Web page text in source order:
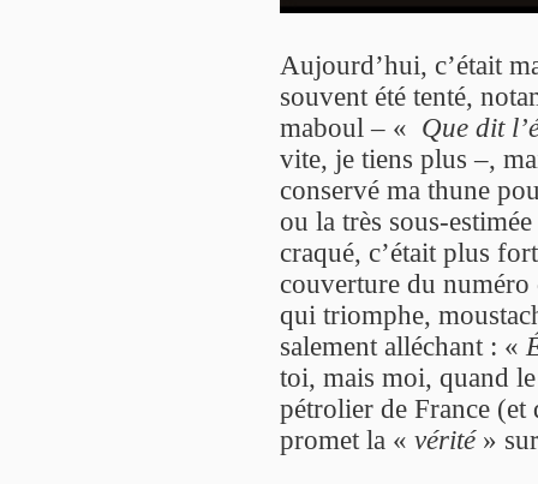
Aujourd’hui, c’était
souvent été tenté,
maboul – « Que dit
vite, je tiens plus –,
conservé ma thune
ou la très sous-estimée
craqué, c’était plus
couverture du numéro
qui triomphe,
salement alléchant : «
toi, mais moi, quand
pétrolier de France
promet la « vérité»